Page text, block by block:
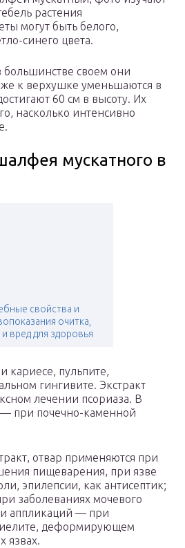
растения
могут быть белого,
синего цвета.
своем они
к верхушке уменьшаются в
60 см в высоту. Их
насколько интенсивно
мускатного в
свойства и
очитка,
и вред для здоровья
кариесе, пульпите,
гингивите. Экстракт
лечении псориаза. В
при почечно-каменной
отвар применяются при
пищеварения, при язве
эпилепсии, как антисептик;
заболеваниях мочевого
аппликаций — при
деформирующем
язвах.